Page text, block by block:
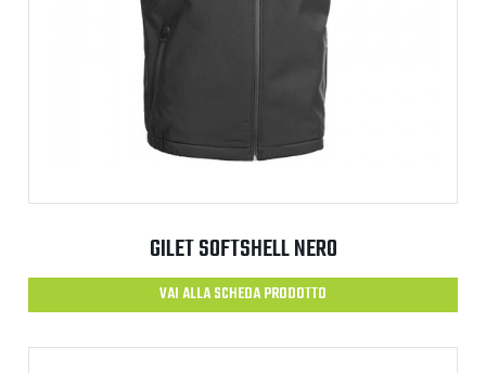
GILET SOFTSHELL NERO
VAI ALLA SCHEDA PRODOTTO